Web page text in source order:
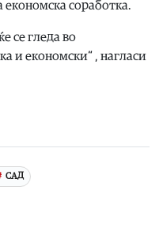
соработка.
се гледа во
и економски“ , нагласи
САД